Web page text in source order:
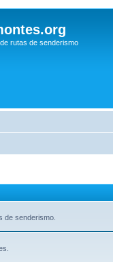
rutas de senderismo
de senderismo.